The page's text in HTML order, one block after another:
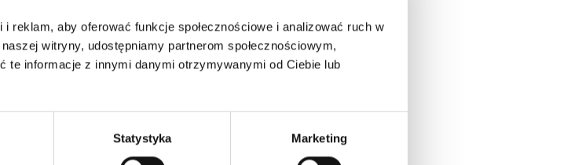
aby oferować funkcje społecznościowe i analizować ruch w
witryny, udostępniamy partnerom społecznościowym,
te informacje z innymi danymi otrzymywanymi od Ciebie lub
Statystyka Marketing